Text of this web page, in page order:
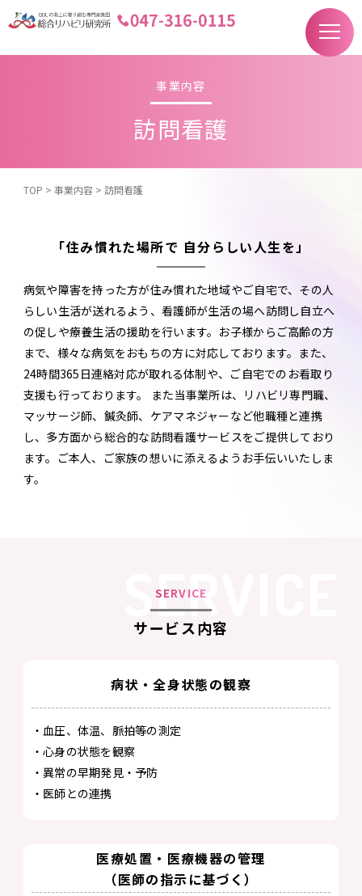
事業内容
訪問看護
TOP > 事業内容> 訪問看護
「住み慣れた場所で 自分らしい人生を」
病気や障害を持った方が住み慣れた地域やご自宅で、その人
らしい生活が送れるよう、看護師が生活の場へ訪問し自立へ
の促しや療養生活の援助を行います。お子様からご高齢の方
まで、様々な病気をおもちの方に対応しております。また、
24時間365日連絡対応が取れる体制や、ご自宅でのお看取り
支援も行っております。 また当事業所は、リハビリ専門職、
マッサージ師、鍼灸師、ケアマネジャーなど他職種と連携
し、多方面から総合的な訪問看護サービスをご提供しており
ます。ご本人、ご家族の想いに添えるようお手伝いいたしま
す。
SERVICE
SERVICE
サービス内容
病状・全身状態の観察
・血圧、体温、脈拍等の測定
・心身の状態を観察
・異常の早期発見・予防
・医師との連携
医療処置・医療機器の管理
（医師の指示に基づく）